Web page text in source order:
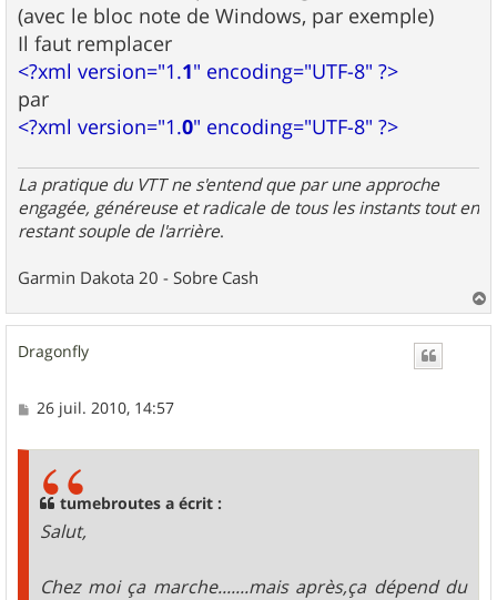
(avec le bloc note de Windows, par exemple)
Il faut remplacer
<?xml version="1.1" encoding="UTF-8" ?>
par
<?xml version="1.0" encoding="UTF-8" ?>
La pratique du VTT ne s'entend que par une approche
engagée, généreuse et radicale de tous les instants tout en
restant souple de l'arrière.
Garmin Dakota 20 - Sobre Cash
a
u
Dragonfly
M
26 juil. 2010, 14:57
tumebroutes a écrit :
Salut,
Chez moi ça marche.......mais après,ça dépend du